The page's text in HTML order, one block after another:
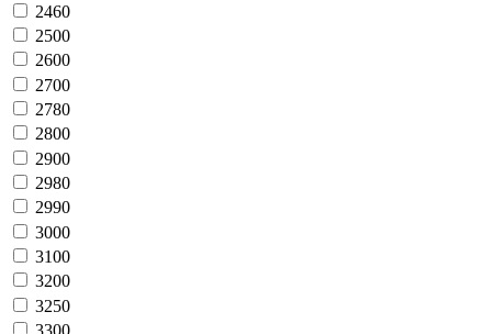
2460
2500
2600
2700
2780
2800
2900
2980
2990
3000
3100
3200
3250
3300